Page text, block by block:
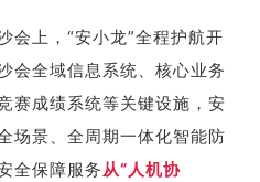
会上，“安小龙”全程护航开
会全域信息系统、核心业务
赛成绩系统等关键设施，安
场景、全周期一体化智能防
全保障服务从“人机协